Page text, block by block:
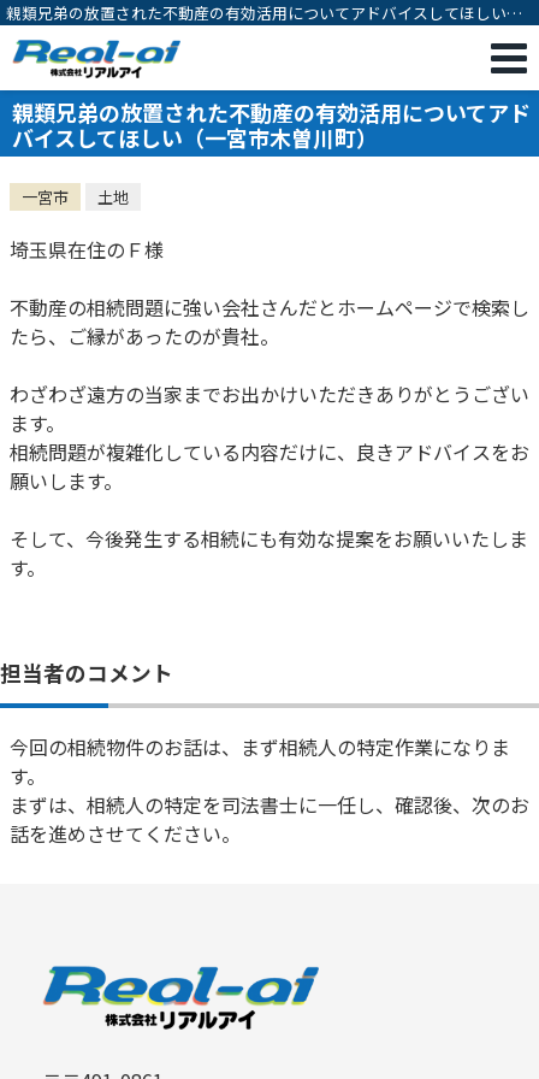
親類兄弟の放置された不動産の有効活用についてアドバイスしてほしい
（一宮市木曽川町）｜不動産相続・売却専門｜一宮市の不動産売却・購
入・相続対策・有効活用のご相談は株式会社リアルアイ
親類兄弟の放置された不動産の有効活用についてアド
バイスしてほしい（一宮市木曽川町）
一宮市 土地
埼玉県在住のＦ様
不動産の相続問題に強い会社さんだとホームページで検索し
たら、ご縁があったのが貴社。
わざわざ遠方の当家までお出かけいただきありがとうござい
ます。
相続問題が複雑化している内容だけに、良きアドバイスをお
願いします。
そして、今後発生する相続にも有効な提案をお願いいたしま
す。
担当者のコメント
今回の相続物件のお話は、まず相続人の特定作業になりま
す。
まずは、相続人の特定を司法書士に一任し、確認後、次のお
話を進めさせてください。